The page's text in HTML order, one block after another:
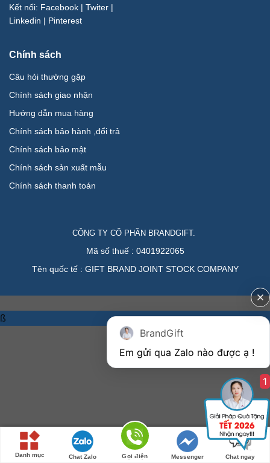
Kết nối: Facebook | Twiter |
Linkedin | Pinterest
Chính sách
Câu hỏi thường gặp
Chính sách giao nhận
Hướng dẫn mua hàng
Chính sách bảo hành ,đổi trả
Chính sách bảo mật
Chính sách sản xuất mẫu
Chính sách thanh toán
CÔNG TY CỔ PHẦN BRANDGIFT.
Mã số thuế : 0401922065
Tên quốc tế : GIFT BRAND JOINT STOCK COMPANY
ß
Danh mục Chat Zalo Gọi điện Messenger Chat ngay
BrandGift
1